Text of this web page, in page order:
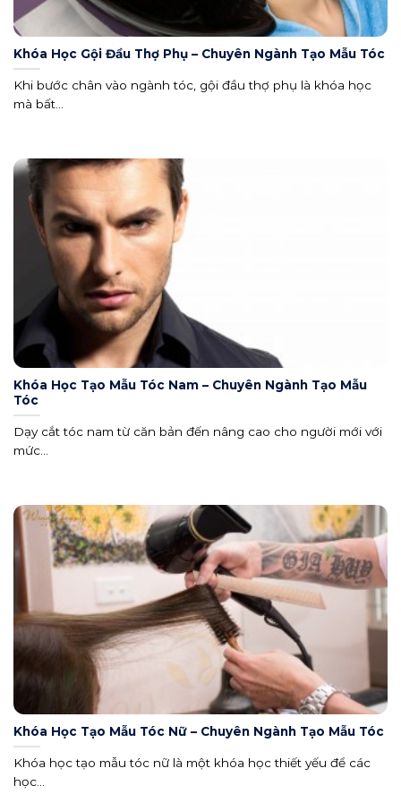
Khóa Học Gội Đầu Thợ Phụ – Chuyên Ngành Tạo Mẫu Tóc
Khi bước chân vào ngành tóc, gội đầu thợ phụ là khóa học
mà bất...
Khóa Học Tạo Mẫu Tóc Nam – Chuyên Ngành Tạo Mẫu
Tóc
Dạy cắt tóc nam từ căn bản đến nâng cao cho người mới với
mức...
Khóa Học Tạo Mẫu Tóc Nữ – Chuyên Ngành Tạo Mẫu Tóc
Khóa học tạo mẫu tóc nữ là một khóa học thiết yếu để các
học...